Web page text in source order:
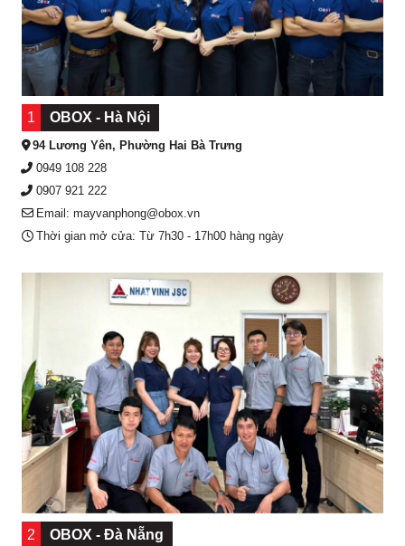
1 OBOX - Hà Nội
94 Lương Yên, Phường Hai Bà Trưng
0949 108 228
0907 921 222
Email: mayvanphong@obox.vn
Thời gian mở cửa: Từ 7h30 - 17h00 hàng ngày
2 OBOX - Đà Nẵng